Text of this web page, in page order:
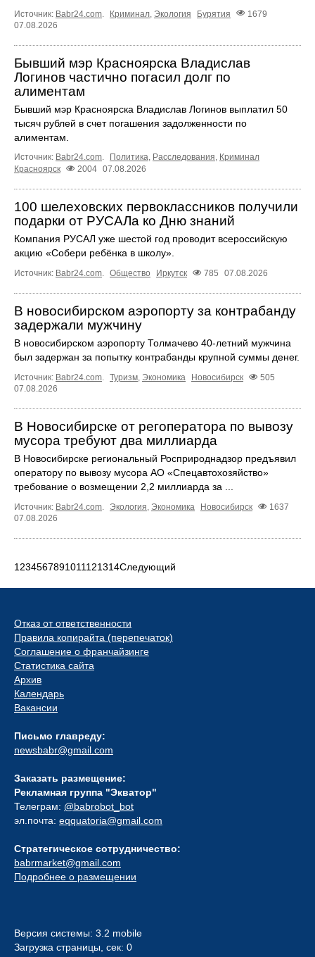
Источник: Babr24.com Криминал Экология Бурятия
1679
07.08.2026
Бывший мэр Красноярска Владислав
Логинов частично погасил долг по
алиментам
Бывший мэр Красноярска Владислав Логинов выплатил 50
тысяч рублей в счет погашения задолженности по
алиментам.
Источник: Babr24.com Политика Расследования Криминал
Красноярск
2004 07.08.2026
100 шелеховских первоклассников получили
подарки от РУСАЛа ко Дню знаний
Компания РУСАЛ уже шестой год проводит всероссийскую
акцию «Собери ребёнка в школу».
Источник: Babr24.com Общество Иркутск 785 07.08.2026
В новосибирском аэропорту за контрабанду
задержали мужчину
В новосибирском аэропорту Толмачево 40-летний мужчина
был задержан за попытку контрабанды крупной суммы денег.
Источник: Babr24.com. Туризм, Экономика Новосибирск
505
07.08.2026
В Новосибирске от регоператора по вывозу
мусора требуют два миллиарда
В Новосибирске региональный Росприроднадзор предъявил
оператору по вывозу мусора АО «Спецавтохозяйство»
требование о возмещении 2,2 миллиарда за ...
Источник: Babr24.com. Экология, Экономика Новосибирск
1637
07.08.2026
1 234567891011121314Следующий
Отказ от ответственности
Правила копирайта (перепечаток)
Соглашение о франчайзинге
Статистика сайта
Архив
Календарь
Вакансии
Письмо главреду:
newsbabr@gmail.com
Заказать размещение:
Рекламная группа "Экватор"
Телеграм: @babrobot_bot
эл.почта: eqquatoria@gmail.com
Стратегическое сотрудничество:
babrmarket@gmail.com
Подробнее о размещении
Версия системы: 3.2 mobile
Загрузка страницы, сек: 0